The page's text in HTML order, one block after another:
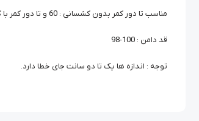
مناسب تا دور کمر بدون کشسانی : 60 و تا دور کمر با کشسانی کامل : 120
قد دامن : 100-98
توجه : اندازه ها یک تا دو سانت جای خطا دارد.